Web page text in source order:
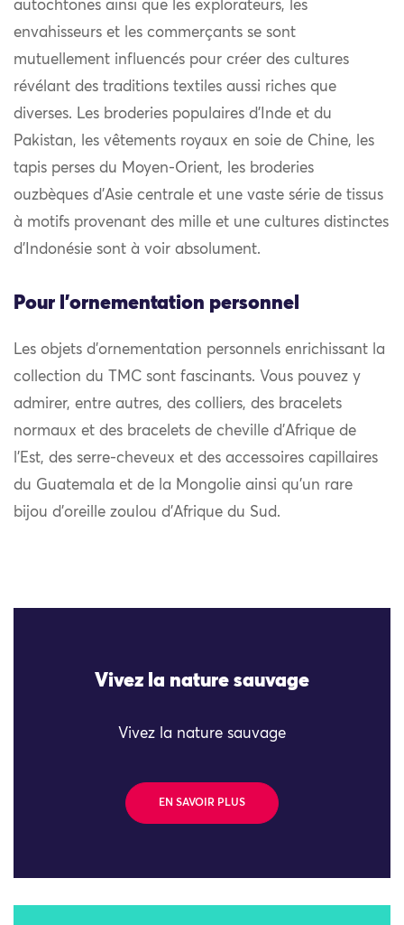
autochtones ainsi que les explorateurs, les
envahisseurs et les commerçants se sont
mutuellement influencés pour créer des cultures
révélant des traditions textiles aussi riches que
diverses. Les broderies populaires d’Inde et du
Pakistan, les vêtements royaux en soie de Chine, les
tapis perses du Moyen-Orient, les broderies
ouzbèques d’Asie centrale et une vaste série de tissus
à motifs provenant des mille et une cultures distinctes
d’Indonésie sont à voir absolument.
Pour l'ornementation personnel
Les objets d’ornementation personnels enrichissant la
collection du TMC sont fascinants. Vous pouvez y
admirer, entre autres, des colliers, des bracelets
normaux et des bracelets de cheville d’Afrique de
l’Est, des serre-cheveux et des accessoires capillaires
du Guatemala et de la Mongolie ainsi qu’un rare
bijou d’oreille zoulou d’Afrique du Sud.
Vivez la nature sauvage
Vivez la nature sauvage
EN SAVOIR PLUS